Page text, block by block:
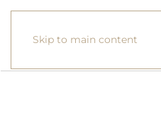
Skip to main content